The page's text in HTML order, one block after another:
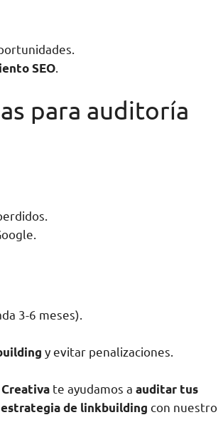
SEO
para auditoría
3-6 meses).
y evitar penalizaciones.
te ayudamos a auditar tus
de linkbuilding con nuestro